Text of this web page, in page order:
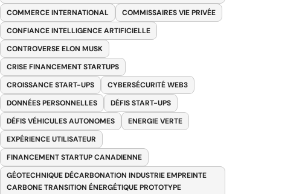
COMMERCE INTERNATIONAL
COMMISSAIRES VIE PRIVÉE
CONFIANCE INTELLIGENCE ARTIFICIELLE
CONTROVERSE ELON MUSK
CRISE FINANCEMENT STARTUPS
CROISSANCE START-UPS
CYBERSÉCURITÉ WEB3
DONNÉES PERSONNELLES
DÉFIS START-UPS
DÉFIS VÉHICULES AUTONOMES
ENERGIE VERTE
EXPÉRIENCE UTILISATEUR
FINANCEMENT STARTUP CANADIENNE
GÉOTECHNIQUE DÉCARBONATION INDUSTRIE EMPREINTE
CARBONE TRANSITION ÉNERGÉTIQUE PROTOTYPE